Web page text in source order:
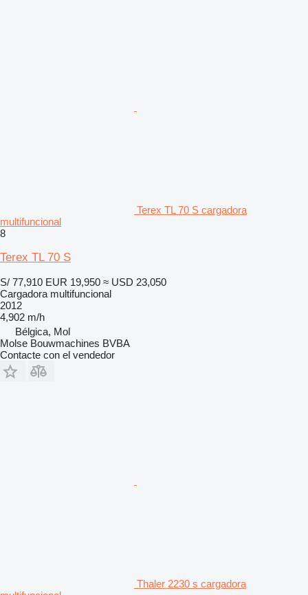
Terex TL 70 S cargadora
multifuncional
8
Terex TL 70 S
S/ 77,910 EUR 19,950 ≈ USD 23,050
Cargadora multifuncional
2012
4,902 m/h
Bélgica, Mol
Molse Bouwmachines BVBA
Contacte con el vendedor
Thaler 2230 s cargadora